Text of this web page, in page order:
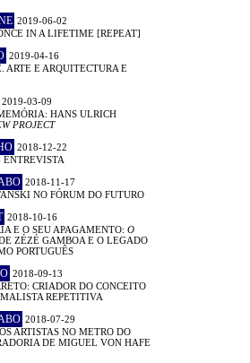
2019-06-02
IN A LIFETIME [REPEAT]
2019-04-16
ARTE E ARQUITECTURA E
2019-03-09
HANS ULRICH
PROJECT
2018-12-22
ENTREVISTA
2018-11-17
NO FÓRUM DO FUTURO
2018-10-16
E O SEU APAGAMENTO: O
ZÉZÉ GAMBOA E O LEGADO
PORTUGUÊS
2018-09-13
CRIADOR DO CONCEITO
REPETITIVA
2018-07-29
ARTISTAS NO METRO DO
DE MIGUEL VON HAFE